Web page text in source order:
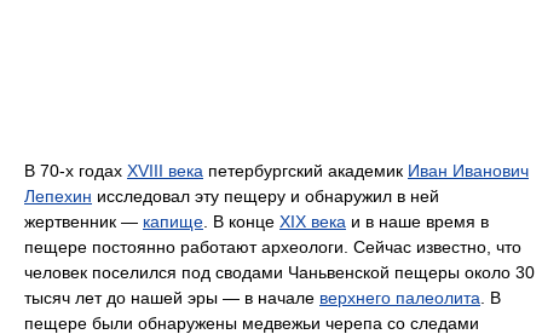
В 70-х годах XVIII века петербургский академик Иван Иванович
Лепехин исследовал эту пещеру и обнаружил в ней
жертвенник — капище . В конце XIX века и в наше время в
пещере постоянно работают археологи. Сейчас известно, что
человек поселился под сводами Чаньвенской пещеры около 30
тысяч лет до нашей эры — в начале верхнего палеолита . В
пещере были обнаружены медвежьи черепа со следами